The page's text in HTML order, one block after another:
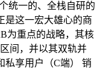
统一的、全栈自研的
是这一宏大雄心的商
为重点的战略，其核
间，并以其双轨并
私享用户（C端） 销